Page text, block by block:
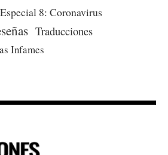
8: Coronavirus
Traducciones
Infames